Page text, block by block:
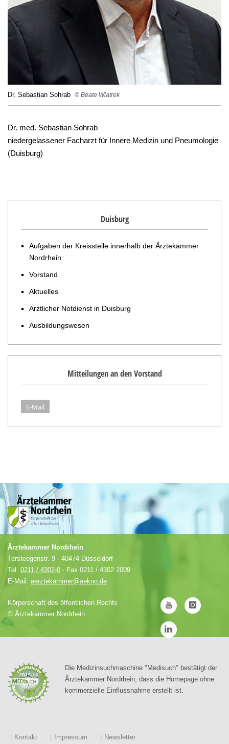
Dr. Sebastian Sohrab © Beate Wiatrek
Dr. med. Sebastian Sohrab
niedergelassener Facharzt für Innere Medizin und Pneumologie
(Duisburg)
Duisburg
Aufgaben der Kreisstelle innerhalb der Ärztekammer
Nordrhein
Vorstand
Aktuelles
Ärztlicher Notdienst in Duisburg
Ausbildungswesen
Mitteilungen an den Vorstand
E-Mail
Ärztekammer Nordrhein
Tersteegenstr. 9 · 40474 Düsseldorf
Tel. 0211 / 4302-0 · Fax 0211 / 4302 2009
E-Mail: aerztekammer@aekno.de
Körperschaft des öffentlichen Rechts
© Ärztekammer Nordrhein
Die Medizinsuchmaschine "Medisuch" bestätigt der
Ärztekammer Nordrhein, dass die Homepage ohne
kommerzielle Einflussnahme erstellt ist.
Kontakt Impressum Newsletter